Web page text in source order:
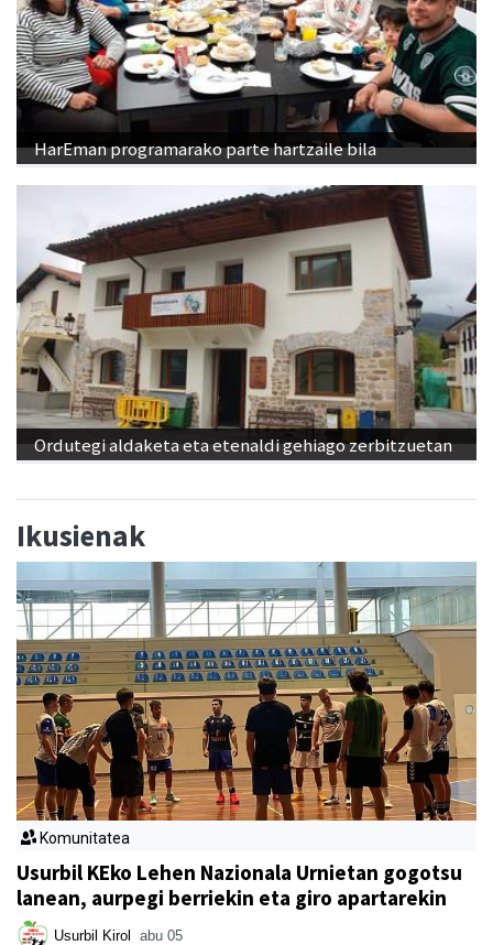
HarEman programarako parte hartzaile bila
Ordutegi aldaketa eta etenaldi gehiago zerbitzuetan
Ikusienak
Komunitatea
Usurbil KEko Lehen Nazionala Urnietan gogotsu
lanean, aurpegi berriekin eta giro apartarekin
Usurbil Kirol abu 05